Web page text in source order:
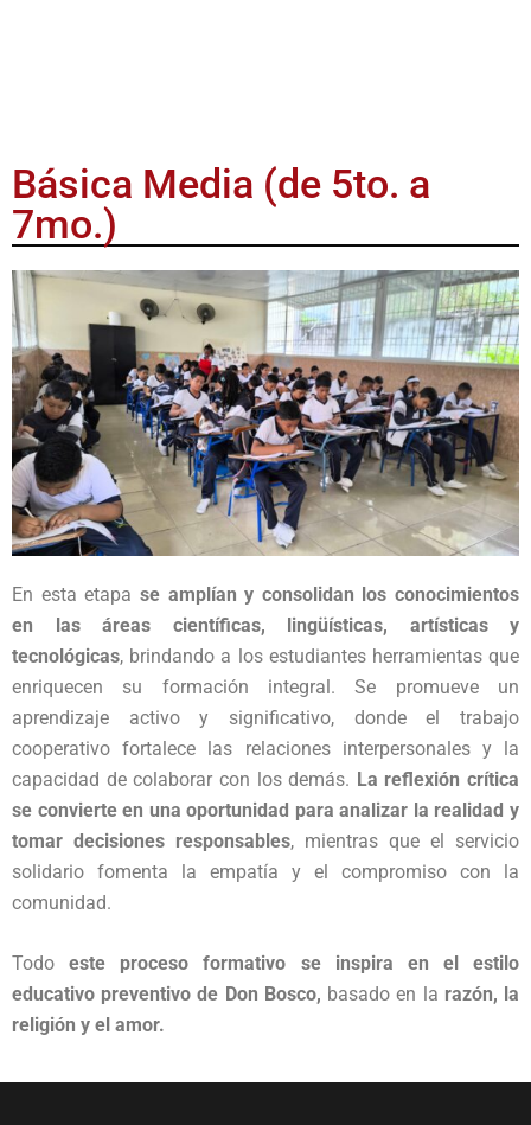
Básica Media (de 5to. a
7mo.)
En esta etapa se amplían y consolidan los conocimientos
en las áreas científicas, lingüísticas, artísticas y
tecnológicas, brindando a los estudiantes herramientas que
enriquecen su formación integral. Se promueve un
aprendizaje activo y significativo, donde el trabajo
cooperativo fortalece las relaciones interpersonales y la
capacidad de colaborar con los demás. La reflexión crítica
se convierte en una oportunidad para analizar la realidad y
tomar decisiones responsables, mientras que el servicio
solidario fomenta la empatía y el compromiso con la
comunidad.
Todoeste proceso formativo se inspira en el estilo
educativo preventivo de Don Bosco, basado en la razón, la
religión y el amor.